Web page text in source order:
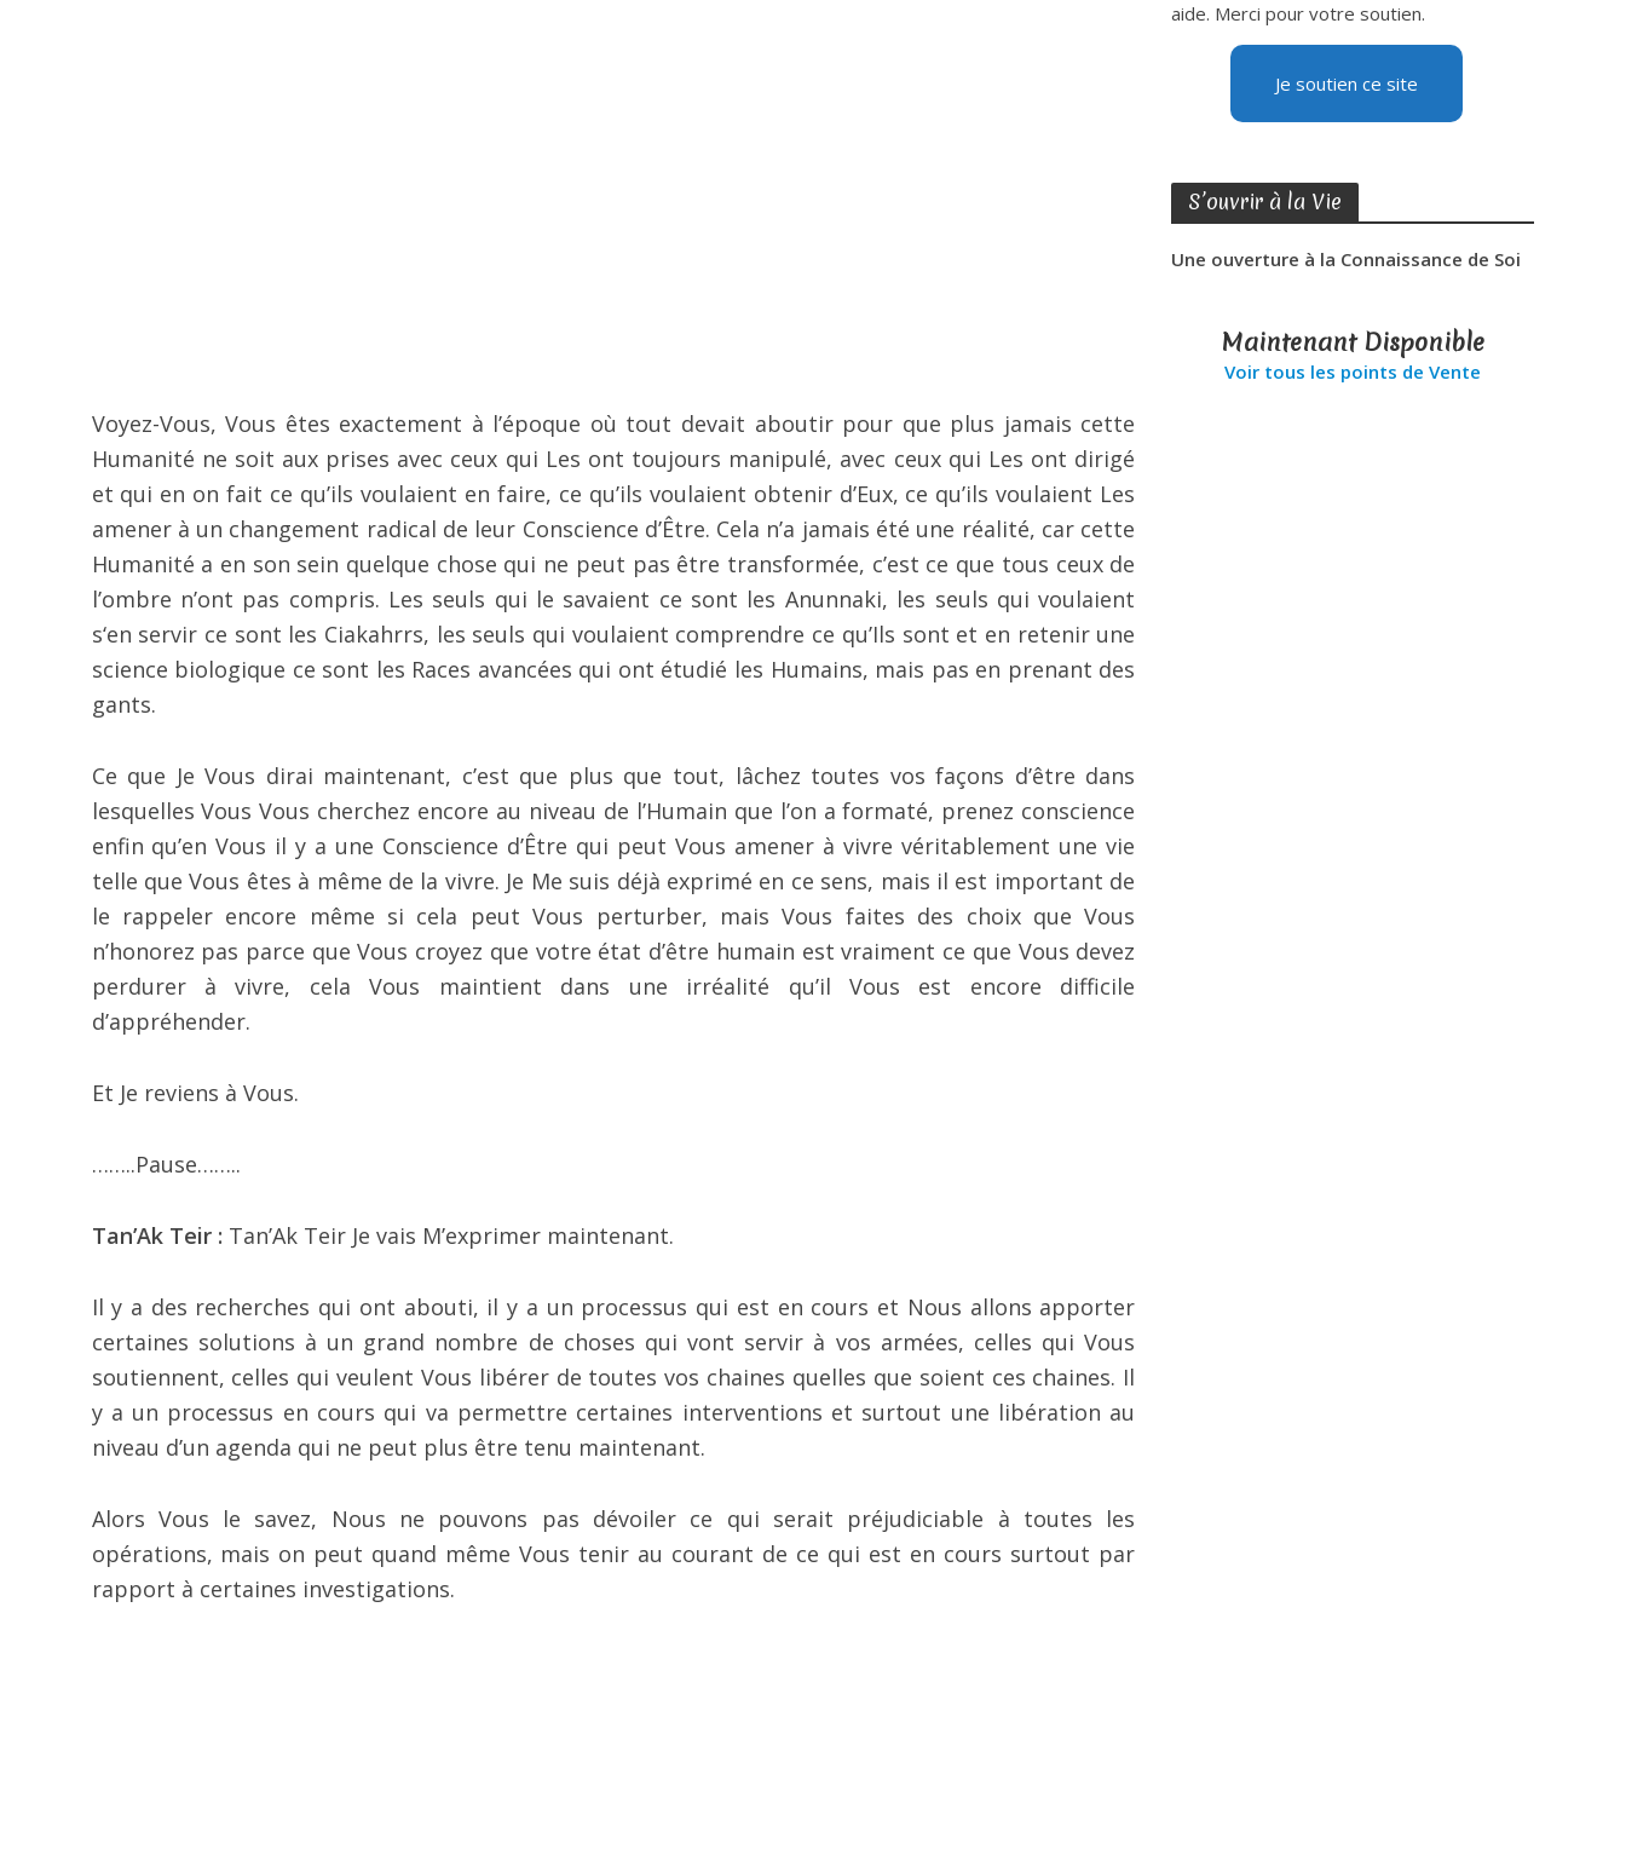
Voyez-Vous, Vous êtes exactement à l’époque où tout devait aboutir pour que plus jamais cette
Humanité ne soit aux prises avec ceux qui Les ont toujours manipulé, avec ceux qui Les ont dirigé
et qui en on fait ce qu’ils voulaient en faire, ce qu’ils voulaient obtenir d’Eux, ce qu’ils voulaient Les
amener à un changement radical de leur Conscience d’Être. Cela n’a jamais été une réalité, car cette
Humanité a en son sein quelque chose qui ne peut pas être transformée, c’est ce que tous ceux de
l’ombre n’ont pas compris. Les seuls qui le savaient ce sont les Anunnaki, les seuls qui voulaient
s‘en servir ce sont les Ciakahrrs, les seuls qui voulaient comprendre ce qu’Ils sont et en retenir une
science biologique ce sont les Races avancées qui ont étudié les Humains, mais pas en prenant des
gants.
Ce que Je Vous dirai maintenant, c’est que plus que tout, lâchez toutes vos façons d’être dans
lesquelles Vous Vous cherchez encore au niveau de l’Humain que l’on a formaté, prenez conscience
enfin qu’en Vous il y a une Conscience d’Être qui peut Vous amener à vivre véritablement une vie
telle que Vous êtes à même de la vivre. Je Me suis déjà exprimé en ce sens, mais il est important de
le rappeler encore même si cela peut Vous perturber, mais Vous faites des choix que Vous
n’honorez pas parce que Vous croyez que votre état d’être humain est vraiment ce que Vous devez
perdurer à vivre, cela Vous maintient dans une irréalité qu’il Vous est encore difficile
d’appréhender.
Et Je reviens à Vous.
……..Pause……..
Tan’Ak Teir : Tan’Ak Teir Je vais M’exprimer maintenant.
Il y a des recherches qui ont abouti, il y a un processus qui est en cours et Nous allons apporter
certaines solutions à un grand nombre de choses qui vont servir à vos armées, celles qui Vous
soutiennent, celles qui veulent Vous libérer de toutes vos chaines quelles que soient ces chaines. Il
y a un processus en cours qui va permettre certaines interventions et surtout une libération au
niveau d’un agenda qui ne peut plus être tenu maintenant.
Alors Vous le savez, Nous ne pouvons pas dévoiler ce qui serait préjudiciable à toutes les
opérations, mais on peut quand même Vous tenir au courant de ce qui est en cours surtout par
rapport à certaines investigations.
aide. Merci pour votre soutien.
Je soutien ce site
S’ouvrir à la Vie
Une ouverture à la Connaissance de Soi
Maintenant Disponible
Voir tous les points de Vente